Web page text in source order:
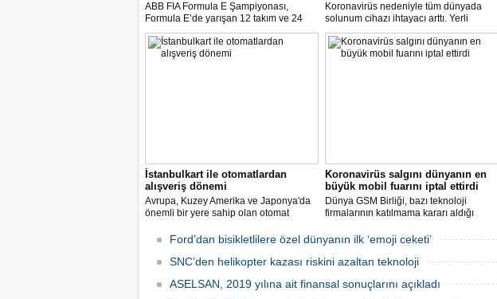
ABB FIA Formula E Şampiyonası,
Formula E’de yarışan 12 takım ve 24
pilot ile birlikte “ABB Formula E Race at
Home Challenge” organizasyonunda
yarışacak.
Koronavirüs nedeniyle tüm dünyada
solunum cihazı ihtayacı arttı. Yerli
solunum cihazı için ilk çalışmayı, Biosys
Biyomedikal tasarladı, Arçelik üretti.
ASELSAN ve Baykar Savunma
İstanbulkart ile otomatlardan
alışveriş dönemi
Avrupa, Kuzey Amerika ve Japonya'da
önemli bir yere sahip olan otomat
Uluslararası Fuarcılık tarafından
Servis Sistemler Fuarı VENDEX
Koronavirüs salgını dünyanın en
büyük mobil fuarını iptal ettirdi
Dünya GSM Birliği, bazı teknoloji
firmalarının katılmama kararı aldığı
yapılmayacağını açıkladı.
Ford’dan bisikletlilere özel dünyanın ilk ‘emoji ceketi’
SNC’den helikopter kazası riskini azaltan teknoloji
ASELSAN, 2019 yılına ait finansal sonuçlarını açıkladı